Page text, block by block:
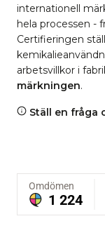
internationell
hela processen -
Certifieringen
arbetsvillkor i
märkningen.
Ställ en fråga